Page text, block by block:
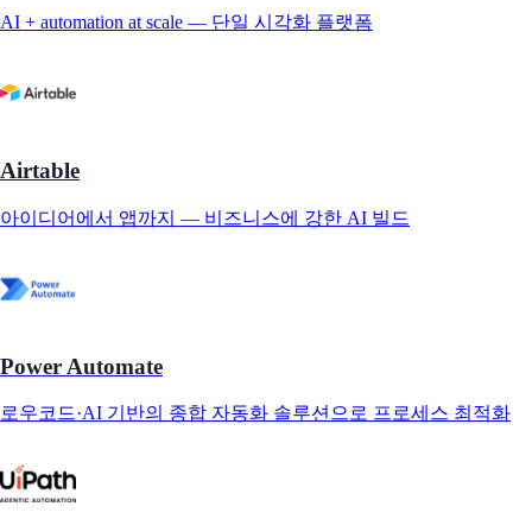
AI + automation at scale — 단일 시각화 플랫폼
Airtable
아이디어에서 앱까지 — 비즈니스에 강한 AI 빌드
Power Automate
로우코드·AI 기반의 종합 자동화 솔루션으로 프로세스 최적화